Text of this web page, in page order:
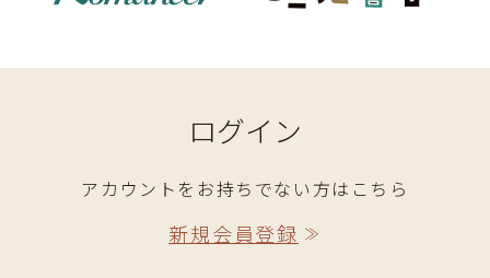
ログイン
アカウントをお持ちでない方はこちら
新規会員登録 ≫